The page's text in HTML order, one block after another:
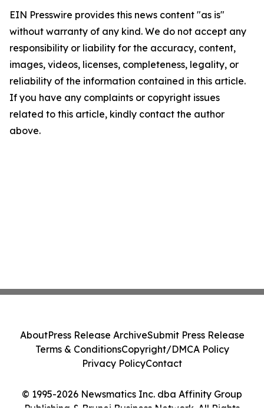
EIN Presswire provides this news content "as is"
without warranty of any kind. We do not accept any
responsibility or liability for the accuracy, content,
images, videos, licenses, completeness, legality, or
reliability of the information contained in this article.
If you have any complaints or copyright issues
related to this article, kindly contact the author
above.
© 1995-2026 Newsmatics Inc. dba Affinity Group
AboutPress Release ArchiveSubmit Press Release
Terms & ConditionsCopyright/DMCA Policy
Privacy PolicyContact